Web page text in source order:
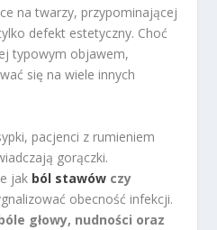
na twarzy, przypominającej
defekt estetyczny. Choć
typowym objawem,
się na wiele innych
pacjenci z rumieniem
gorączki.
jak ból stawów czy
obecność infekcji.
głowy, nudności oraz